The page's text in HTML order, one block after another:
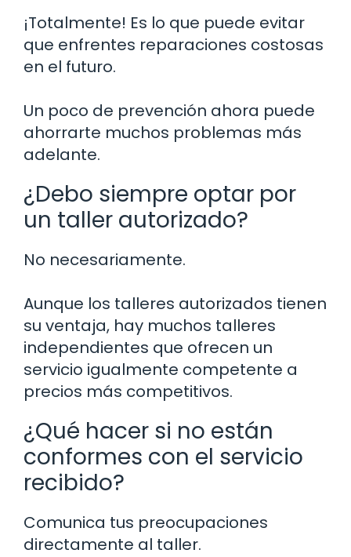
¡Totalmente! Es lo que puede evitar
que enfrentes reparaciones costosas
en el futuro.
Un poco de prevención ahora puede
ahorrarte muchos problemas más
adelante.
¿Debo siempre optar por
un taller autorizado?
No necesariamente.
Aunque los talleres autorizados tienen
su ventaja, hay muchos talleres
independientes que ofrecen un
servicio igualmente competente a
precios más competitivos.
¿Qué hacer si no están
conformes con el servicio
recibido?
Comunica tus preocupaciones
directamente al taller.